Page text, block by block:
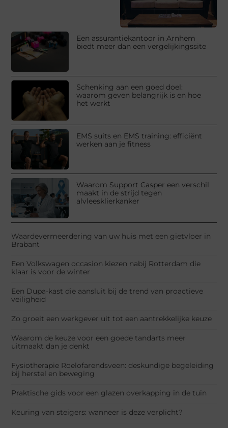
Een assurantiekantoor in Arnhem
biedt meer dan een vergelijkingssite
Schenking aan een goed doel:
waarom geven belangrijk is en hoe
het werkt
EMS suits en EMS training: efficiënt
werken aan je fitness
Waarom Support Casper een verschil
maakt in de strijd tegen
alvleesklierkanker
Waardevermeerdering van uw huis met een gietvloer in
Brabant
Een Volkswagen occasion kiezen nabij Rotterdam die
klaar is voor de winter
Een Dupa-kast die aansluit bij de trend van proactieve
veiligheid
Zo groeit een werkgever uit tot een aantrekkelijke keuze
Waarom de keuze voor een goede tandarts meer
uitmaakt dan je denkt
Fysiotherapie Roelofarendsveen: deskundige begeleiding
bij herstel en beweging
Praktische gids voor een glazen overkapping in de tuin
Keuring van steigers: wanneer is deze verplicht?